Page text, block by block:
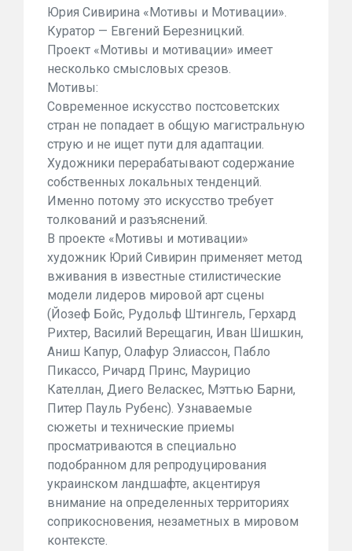
Юрия Сивирина «Мотивы и Мотивации».
Куратор — Евгений Березницкий.
Проект «Мотивы и мотивации» имеет
несколько смысловых срезов.
Мотивы:
Современное искусство постсоветских
стран не попадает в общую магистральную
струю и не ищет пути для адаптации.
Художники перерабатывают содержание
собственных локальных тенденций.
Именно потому это искусство требует
толкований и разъяснений.
В проекте «Мотивы и мотивации»
художник Юрий Сивирин применяет метод
вживания в известные стилистические
модели лидеров мировой арт сцены
(Йозеф Бойс, Рудольф Штингель, Герхард
Рихтер, Василий Верещагин, Иван Шишкин,
Аниш Капур, Олафур Элиассон, Пабло
Пикассо, Ричард Принс, Маурицио
Кателлан, Диего Веласкес, Мэттью Барни,
Питер Пауль Рубенс). Узнаваемые
сюжеты и технические приемы
просматриваются в специально
подобранном для репродуцирования
украинском ландшафте, акцентируя
внимание на определенных территориях
соприкосновения, незаметных в мировом
контексте.